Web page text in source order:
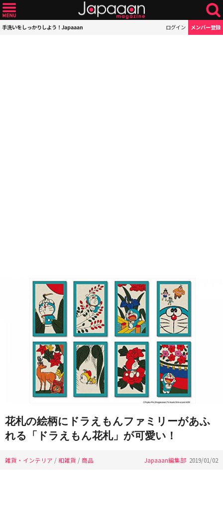
手洗いをしっかりしよう！Japaaan ログイン メンバー登録
花札の絵柄にドラえもんファミリーがあふ
れる「ドラえもん花札」が可愛い！
雑貨・インテリア /和雑貨 /商品 Japaaan編集部 2019/01/02